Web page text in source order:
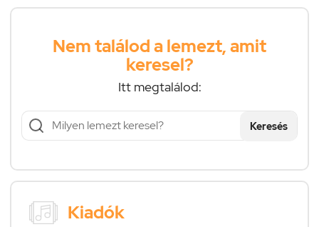
Nem találod a lemezt, amit
keresel?
Itt megtalálod:
Keresés
Kiadók